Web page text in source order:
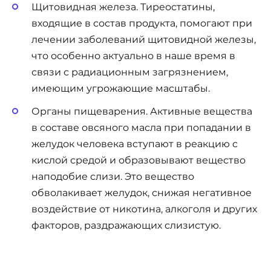
Щитовидная железа. Тиреостатины,
входящие в состав продукта, помогают при
лечении заболеваний щитовидной железы,
что особенно актуально в наше время в
связи с радиационным загрязнением,
имеющим угрожающие масштабы.
Органы пищеварения. Активные вещества
в составе овсяного масла при попадании в
желудок человека вступают в реакцию с
кислой средой и образовывают вещество
наподобие слизи. Это вещество
обволакивает желудок, снижая негативное
воздействие от никотина, алкоголя и других
факторов, раздражающих слизистую.